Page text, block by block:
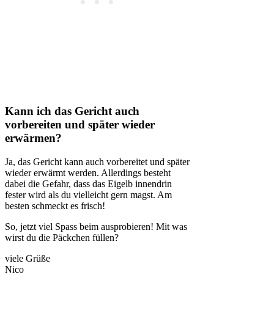
Kann ich das Gericht auch
vorbereiten und später wieder
erwärmen?
Ja, das Gericht kann auch vorbereitet und später
wieder erwärmt werden. Allerdings besteht
dabei die Gefahr, dass das Eigelb innendrin
fester wird als du vielleicht gern magst. Am
besten schmeckt es frisch!
So, jetzt viel Spass beim ausprobieren! Mit was
wirst du die Päckchen füllen?
viele Grüße
Nico